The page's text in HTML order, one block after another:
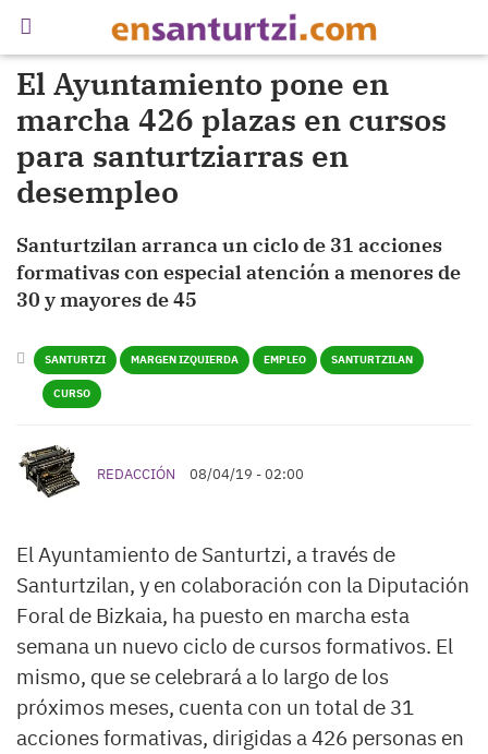
El Ayuntamiento pone en
marcha 426 plazas en cursos
para santurtziarras en
desempleo
Santurtzilan arranca un ciclo de 31 acciones
formativas con especial atención a menores de
30 y mayores de 45
SANTURTZI MARGEN IZQUIERDA EMPLEO SANTURTZILAN
CURSO
REDACCIÓN 08/04/19 - 02:00
El Ayuntamiento de Santurtzi, a través de
Santurtzilan, y en colaboración con la Diputación
Foral de Bizkaia, ha puesto en marcha esta
semana un nuevo ciclo de cursos formativos. El
mismo, que se celebrará a lo largo de los
próximos meses, cuenta con un total de 31
acciones formativas, dirigidas a 426 personas en